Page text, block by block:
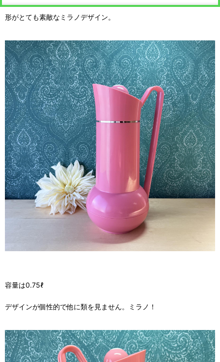
形がとても素敵なミラノデザイン。
容量は0.75ℓ
デザインが個性的で他に類を見ません。ミラノ！